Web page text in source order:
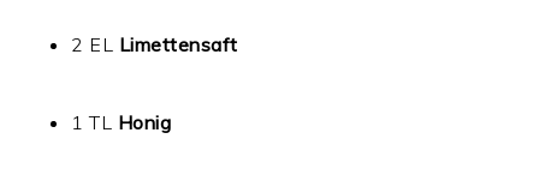
2 EL Limettensaft
1 TL Honig